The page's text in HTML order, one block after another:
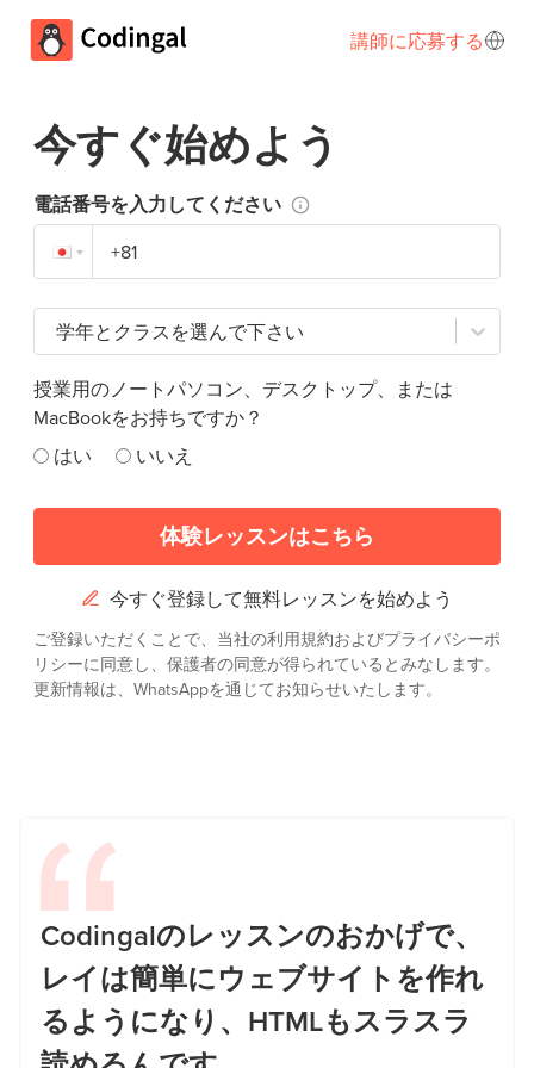
講師に応募する
今すぐ始めよう
電話番号を入力してください
学年とクラスを選んで下さい
授業用のノートパソコン、デスクトップ、または
MacBookをお持ちですか？
はい
いいえ
体験レッスンはこちら
今すぐ登録して無料レッスンを始めよう
ご登録いただくことで、当社の利用規約およびプライバシーポ
リシーに同意し、保護者の同意が得られているとみなします。
更新情報は、WhatsAppを通じてお知らせいたします。
Codingalのレッスンのおかげで、
レイは簡単にウェブサイトを作れ
るようになり、HTMLもスラスラ